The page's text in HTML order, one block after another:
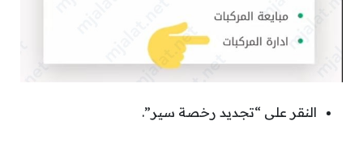
النقر على “تجديد رخصة سير”.